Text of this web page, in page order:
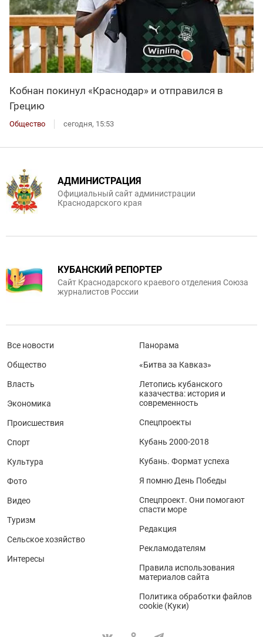
Кобнан покинул «Краснодар» и отправился в
Грецию
Общество сегодня, 15:53
АДМИНИСТРАЦИЯ
Официальный сайт администрации
Краснодарского края
КУБАНСКИЙ РЕПОРТЕР
Сайт Краснодарского краевого отделения Союза
журналистов России
Все новости
Общество
Власть
Экономика
Происшествия
Спорт
Культура
Фото
Видео
Туризм
Сельское хозяйство
Интересы
Панорама
«Битва за Кавказ»
Летопись кубанского
казачества: история и
современность
Спецпроекты
Кубань 2000-2018
Кубань. Формат успеха
Я помню День Победы
Спецпроект. Они помогают
спасти море
Редакция
Рекламодателям
Правила использования
материалов сайта
Политика обработки файлов
cookie (Куки)